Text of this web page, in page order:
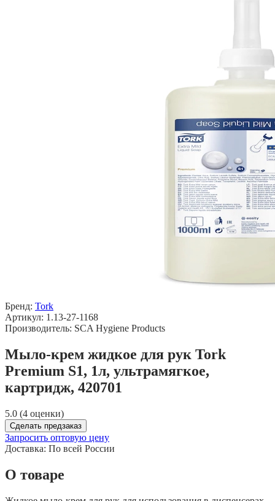
Бренд: Tork
Артикул: 1.13-27-1168
Производитель: SCA Hygiene Products
Мыло-крем жидкое для рук Tork
Premium S1, 1л, ультрамягкое,
картридж, 420701
5.0 (4 оценки)
Сделать предзаказ
Запросить оптовую цену
Доставка: По всей России
О товаре